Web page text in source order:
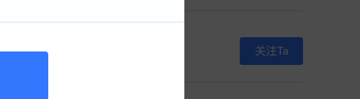
关注Ta